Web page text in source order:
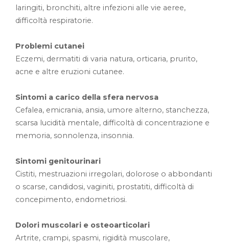
laringiti, bronchiti, altre infezioni alle vie aeree,
difficoltà respiratorie.
Problemi cutanei
Eczemi, dermatiti di varia natura, orticaria, prurito,
acne e altre eruzioni cutanee.
Sintomi a carico della sfera nervosa
Cefalea, emicrania, ansia, umore alterno, stanchezza,
scarsa lucidità mentale, difficoltà di concentrazione e
memoria, sonnolenza, insonnia.
Sintomi genitourinari
Cistiti, mestruazioni irregolari, dolorose o abbondanti
o scarse, candidosi, vaginiti, prostatiti, difficoltà di
concepimento, endometriosi.
Dolori muscolari e osteoarticolari
Artrite, crampi, spasmi, rigidità muscolare,